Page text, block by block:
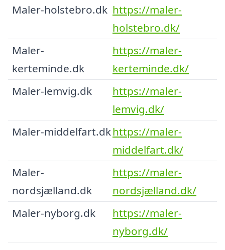
Maler-holstebro.dk https://maler-
holstebro.dk/
Maler-
kerteminde.dk
https://maler-
kerteminde.dk/
Maler-lemvig.dk
https://maler-
lemvig.dk/
Maler-middelfart.dkhttps://maler-
middelfart.dk/
Maler-
nordsjælland.dk
https://maler-
nordsjælland.dk/
Maler-nyborg.dk
https://maler-
nyborg.dk/